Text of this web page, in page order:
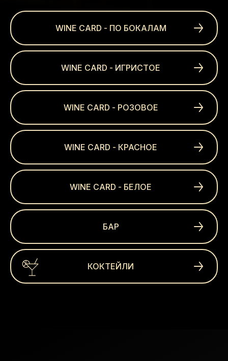
WINE CARD - ПО БОКАЛАМ
WINE CARD - ИГРИСТОЕ
WINE CARD - РОЗОВОЕ
WINE CARD - КРАСНОЕ
WINE CARD - БЕЛОЕ
БАР
КОКТЕЙЛИ